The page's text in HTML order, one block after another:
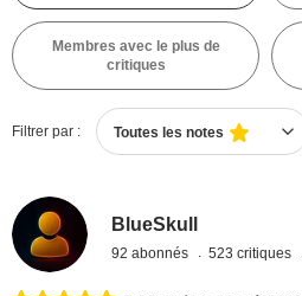
Membres avec le plus de
critiques
Filtrer par : Toutes les notes
BlueSkull
92 abonnés 523 critiques